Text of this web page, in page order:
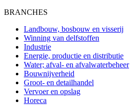
BRANCHES
Landbouw, bosbouw en visserij
Winning van delfstoffen
Industrie
Energie, productie en distributie
Water; afval- en afvalwaterbeheer
Bouwnijverheid
Groot- en detailhandel
Vervoer en opslag
Horeca